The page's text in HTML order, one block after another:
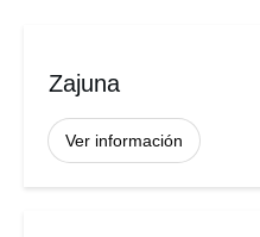
Zajuna
Ver información